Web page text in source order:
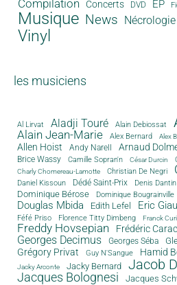
Compilation Concerts DVD EP
Musique News Nécrologie
Vinyl
les musiciens
Al Lirvat Aladji Touré Alain Debiossat
Alain Jean-Marie Alex Bernard Alex
Allen Hoist Andy Narell Arnaud
Brice Wassy Camille Sopran'n César Durcin
Charly Chomereau-Lamotte Christian De Negri
Daniel Kissoun Dédé Saint-Prix Denis Dantin
Dominique Bérose Dominique Bougrainville
Douglas Mbida Edith Lefel Eric
Féfé Priso Florence Titty Dimbeng Franck
Freddy Hovsepian Frédéric
Georges Decimus Georges Séba
Grégory Privat Guy N'Sangue Hamid
Jacky Arconte
Jacky Bernard Jacob
Jacques Bolognesi Jacques